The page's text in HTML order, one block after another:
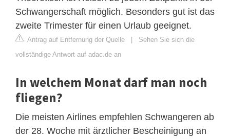
Schwangerschaft möglich. Besonders gut ist das
zweite Trimester für einen Urlaub geeignet.
Antrag auf Entfernung der Quelle
Sehen Sie sich die
vollständige Antwort auf adac.de an
In welchem Monat darf man noch
fliegen?
Die meisten Airlines empfehlen Schwangeren ab
der 28. Woche mit ärztlicher Bescheinigung an